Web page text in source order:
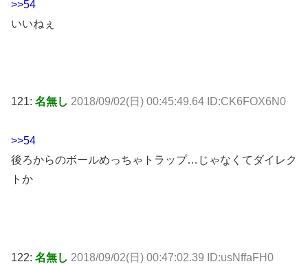
>>54
いいねぇ
121: 名無し 2018/09/02(日) 00:45:49.64 ID:CK6FOX6N0
>>54
後ろからのボールめっちゃトラップ…じゃなくてダイレク
トか
122: 名無し 2018/09/02(日) 00:47:02.39 ID:usNffaFH0